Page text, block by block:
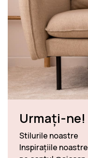
Urmați-ne!
Stilurile noastre
Inspirațiile noastre